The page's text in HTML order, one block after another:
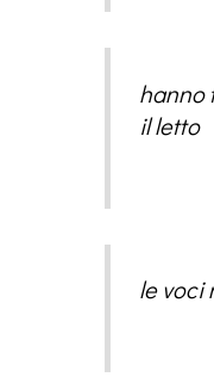
hanno
il letto
le voci